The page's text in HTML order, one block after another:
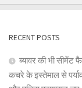
RECENT POSTS
ब्यावर की भी सीमेंट
कचरे के इस्तेमाल से